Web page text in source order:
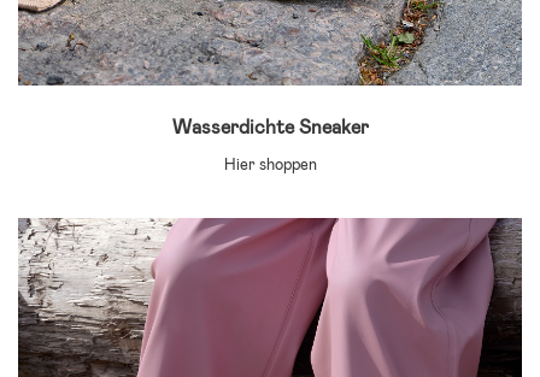
Wasserdichte Sneaker
Hier shoppen